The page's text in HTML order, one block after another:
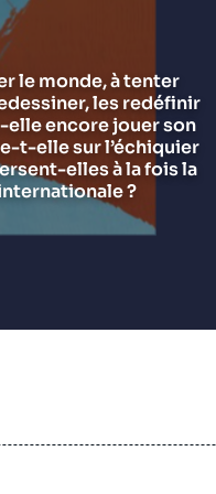
étrangère
Pacifique
- Eurasie
du Nord et Moyen-Orient
le monde, à tenter
les redéfinir
elle encore jouer son
t-elle sur l’échiquier
elles à la fois la
?